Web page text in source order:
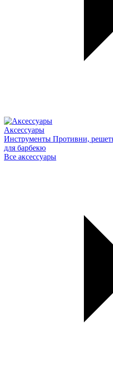
Аксессуары
Инструменты Противни,
для барбекю
Все аксессуары